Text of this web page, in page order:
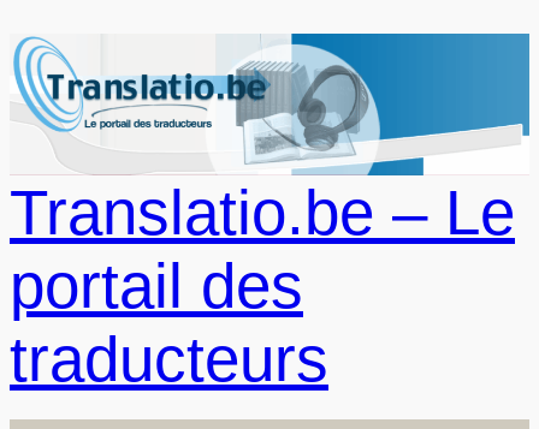
au
contenu
Translatio.be – Le
portail des
traducteurs